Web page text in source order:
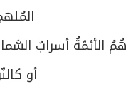
هُمُ الأئمّةُ أسرابُ
أو